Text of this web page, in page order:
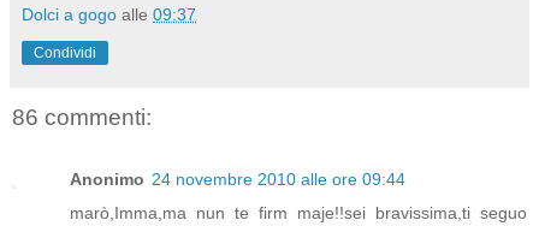
Dolci a gogo alle 09:37
Condividi
86 commenti:
Anonimo 24 novembre 2010 alle ore 09:44
marò,Imma,ma nun te firm maje!!sei bravissima,ti seguo